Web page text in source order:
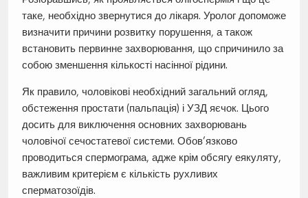
таке, необхідно звернутися до лікаря. Уролог допоможе
визначити причини розвитку порушення, а також
встановить первинне захворювання, що спричинило за
собою зменшення кількості насінної рідини.
Як правило, чоловікові необхідний загальний огляд,
обстеження простати (пальпація) і УЗД яєчок. Цього
досить для виключення основних захворювань
чоловічої сечостатевої системи. Обов’язково
проводиться спермограма, адже крім обсягу еякуляту,
важливим критерієм є кількість рухливих
сперматозоїдів.